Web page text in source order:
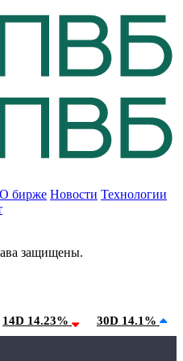
О бирже Новости Технологии
защищены.
14D 14.23% 30D 14.1%